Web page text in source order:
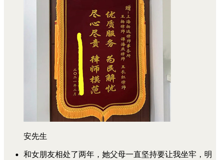
安先生
和女朋友相处了两年，她父母一直坚持要让我坐牢，明